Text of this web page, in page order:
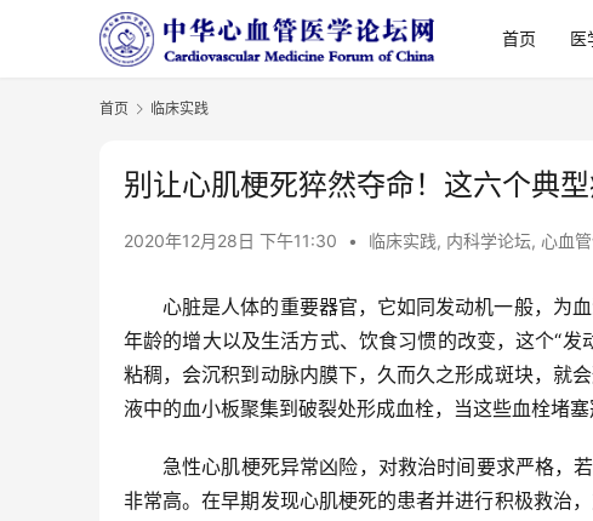
首页 医
首页 临床实践
别让心肌梗死猝然夺命！这六个典
2020年12月28日 下午11:30 • 临床实践, 内科学论坛, 心血
心脏是人体的重要器官，它如同发动机一般，为
年龄的增大以及生活方式、饮食习惯的改变，这个“
粘稠，会沉积到动脉内膜下，久而久之形成斑块，就
液中的血小板聚集到破裂处形成血栓，当这些血栓堵
急性心肌梗死异常凶险，对救治时间要求严格，
非常高。在早期发现心肌梗死的患者并进行积极救治